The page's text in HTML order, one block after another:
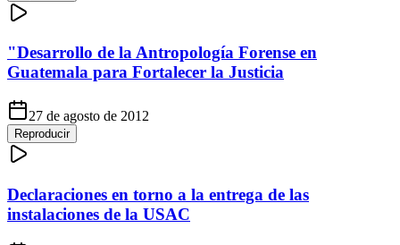
"Desarrollo de la Antropología Forense en
Guatemala para Fortalecer la Justicia
27 de agosto de 2012
Reproducir
Declaraciones en torno a la entrega de las
instalaciones de la USAC